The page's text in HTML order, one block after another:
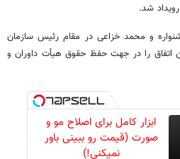
شد.
و محمد خزاعی در مقام رئیس سازمان
اتفاق را در جهت حفظ حقوق هیأت داوران و
ابزار کامل برای اصلاح مو و
صورت (قیمت رو ببینی باور
نمیکنی!)